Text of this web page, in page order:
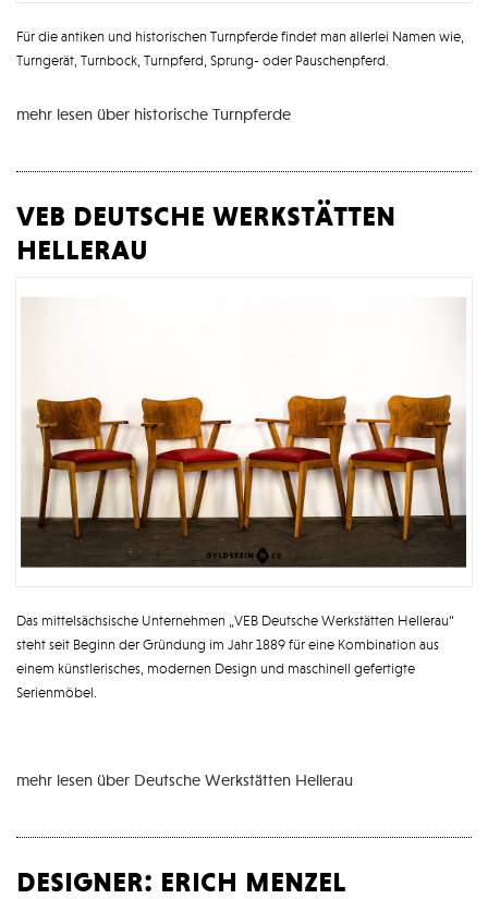
Für die antiken und historischen Turnpferde findet man allerlei Namen wie,
Turngerät, Turnbock, Turnpferd, Sprung- oder Pauschenpferd.
mehr lesen über historische Turnpferde
veb deutsche werkstätten
hellerau
Das mittelsächsische Unternehmen „VEB Deutsche Werkstätten Hellerau“
steht seit Beginn der Gründung im Jahr 1889 für eine Kombination aus
einem künstlerisches, modernen Design und maschinell gefertigte
Serienmöbel.
mehr lesen über Deutsche Werkstätten Hellerau
designer: erich menzel